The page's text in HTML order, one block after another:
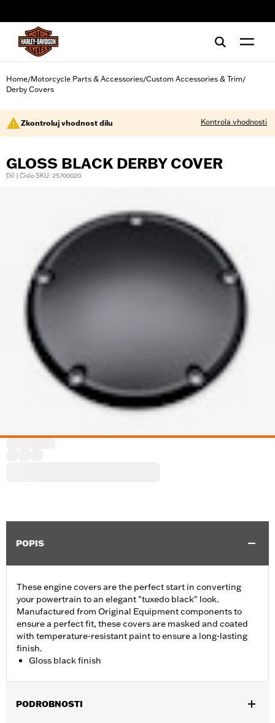
Home/Motorcycle Parts & Accessories/Custom Accessories & Trim/
Derby Covers
Zkontroluj vhodnost dílu Kontrola vhodnosti
GLOSS BLACK DERBY COVER
Díl | Číslo SKU: 25700020
POPIS
These engine covers are the perfect start in converting
your powertrain to an elegant "tuxedo black" look.
Manufactured from Original Equipment components to
ensure a perfect fit, these covers are masked and coated
with temperature-resistant paint to ensure a long-lasting
finish.
Gloss black finish
PODROBNOSTI